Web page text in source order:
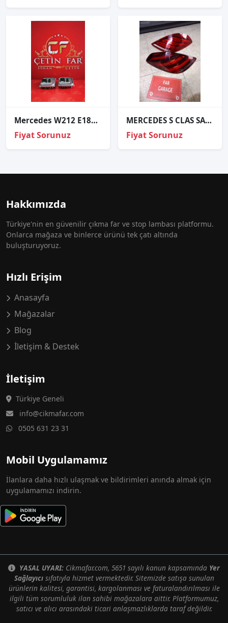
Mercedes W212 E180 Far Beyni Sıfır Orijinal
Fiyat Sorunuz
MERCEDES S CLAS SAG SOL ARKA STOP
Fiyat Sorunuz
Hakkımızda
Türkiye'nin en güvenilir çıkma far ve stop lambası platformu.
Onlarca mağaza ve binlerce ürünü tek çatı altında
buluşturuyoruz.
Hızlı Erişim
Anasayfa
Mağazalar
Blog
İletişim & Destek
İletişim
Türkiye Geneli
info@cikmafar.com
0505 631 23 31
Mobil Uygulamamız
İlanlara daha hızlı ulaşmak ve bildirimleri anında almak için
uygulamamızı indirin.
YASAL UYARI: Cikmafar.com, 5651 sayılı kanun kapsamında Yer
Sağlayıcısıfatıyla hizmet vermektedir. Sitemizde satışa sunulan
ürünlerin kalitesi, garantisi, kargolanması ve faturalandırılması ile
ilgili tüm sorumluluk ilan sahibi mağazalara aittir. Platformumuz,
satıcı ve alıcı arasındaki ticari anlaşmazlıklarda taraf değildir.